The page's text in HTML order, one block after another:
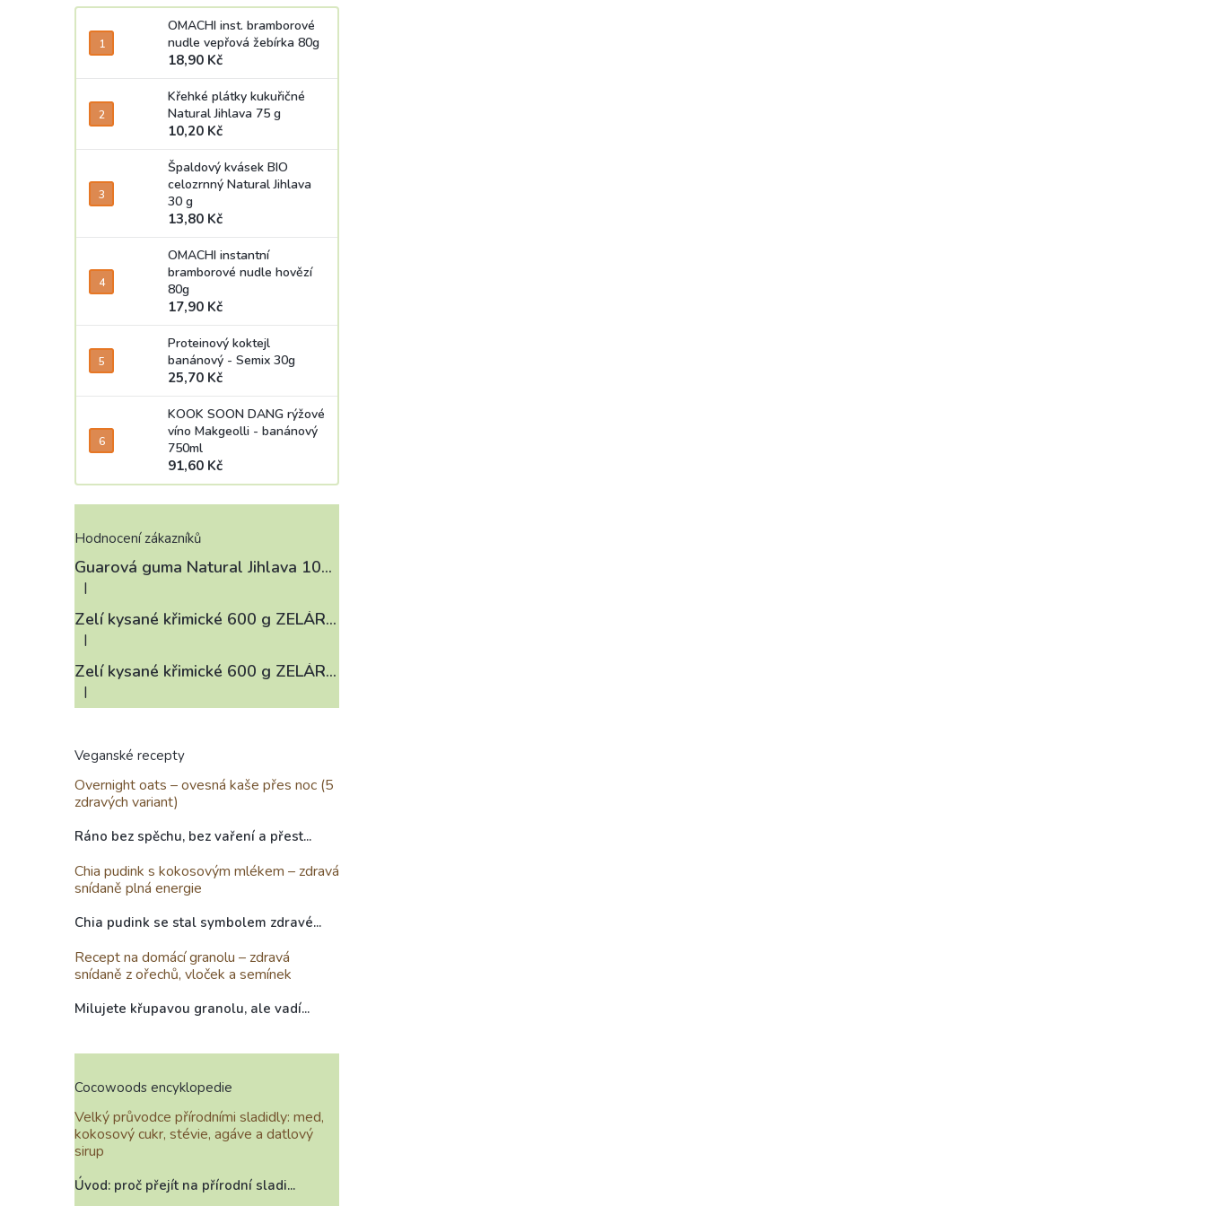
OMACHI inst. bramborové
nudle vepřová žebírka 80g
18,90 Kč
Křehké plátky kukuřičné
Natural Jihlava 75 g
10,20 Kč
Špaldový kvásek BIO
celozrnný Natural Jihlava
30 g
13,80 Kč
OMACHI instantní
bramborové nudle hovězí
80g
17,90 Kč
Proteinový koktejl
banánový - Semix 30g
25,70 Kč
KOOK SOON DANG rýžové
víno Makgeolli - banánový
750ml
91,60 Kč
Hodnocení zákazníků
Guarová guma Natural Jihlava 100 g
Hodnocení produktu je 4 z 5 hvězdiček.
|
Zelí kysané křimické 600 g ZELÁRNA LOBKOWICZ
Hodnocení produktu je 3 z 5 hvězdiček.
|
Zelí kysané křimické 600 g ZELÁRNA LOBKOWICZ
Hodnocení produktu je 4 z 5 hvězdiček.
|
Veganské recepty
Overnight oats – ovesná kaše přes noc (5
zdravých variant)
Ráno bez spěchu, bez vaření a přest...
Chia pudink s kokosovým mlékem – zdravá
snídaně plná energie
Chia pudink se stal symbolem zdravé...
Recept na domácí granolu – zdravá
snídaně z ořechů, vloček a semínek
Milujete křupavou granolu, ale vadí...
Cocowoods encyklopedie
Velký průvodce přírodními sladidly: med,
kokosový cukr, stévie, agáve a datlový
sirup
Úvod: proč přejít na přírodní sladi...